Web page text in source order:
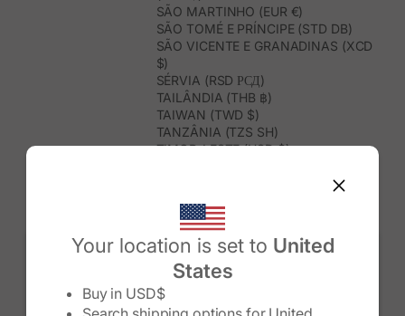
Your location is set to United
States
Buy in USD$
Change country/region
SÃO MARTINHO (EUR €)
SÃO TOMÉ E PRÍNCIPE (STD DB)
SÃO VICENTE E GRANADINAS (XCD
$)
SÉRVIA (RSD РСД)
TAILÂNDIA (THB ฿)
TAIWAN (TWD $)
TANZÂNIA (TZS SH)
TIMOR-LESTE (USD $)
TRINDADE E TOBAGO (TTD $)
TUNÍSIA (USD $)
TURQUEMENISTÃO (USD $)
TURQUIA (TRY ₺)
TUVALU (AUD $)
UGANDA (UGX USH)
URUGUAI (UYU $U)